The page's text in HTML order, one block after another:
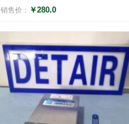
销售价： ￥280.0
评分
()